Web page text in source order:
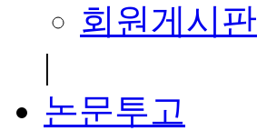
회원게시판
|
논문투고